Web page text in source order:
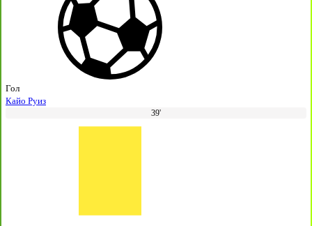
Гол
Кайо Руиз
39'